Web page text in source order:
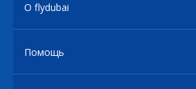
О flydubai
Помощь